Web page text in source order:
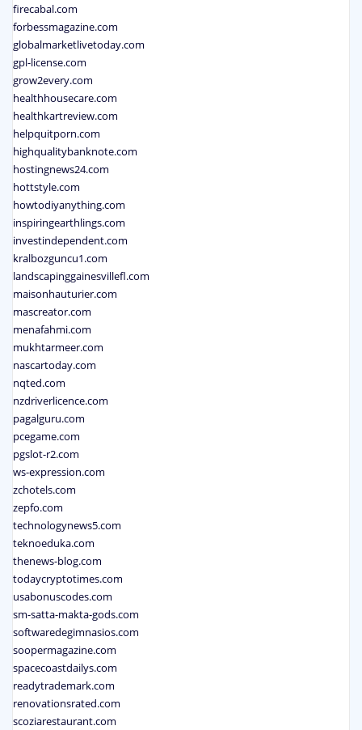
firecabal.com
forbessmagazine.com
globalmarketlivetoday.com
gpl-license.com
grow2every.com
healthhousecare.com
healthkartreview.com
helpquitporn.com
highqualitybanknote.com
hostingnews24.com
hottstyle.com
howtodiyanything.com
inspiringearthlings.com
investindependent.com
kralbozguncu1.com
landscapinggainesvillefl.com
maisonhauturier.com
mascreator.com
menafahmi.com
mukhtarmeer.com
nascartoday.com
nqted.com
nzdriverlicence.com
pagalguru.com
pcegame.com
pgslot-r2.com
ws-expression.com
zchotels.com
zepfo.com
technologynews5.com
teknoeduka.com
thenews-blog.com
todaycryptotimes.com
usabonuscodes.com
sm-satta-makta-gods.com
softwaredegimnasios.com
soopermagazine.com
spacecoastdailys.com
readytrademark.com
renovationsrated.com
scoziarestaurant.com